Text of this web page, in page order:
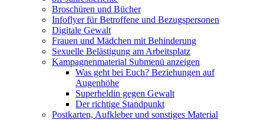
Broschüren und Bücher
Infoflyer für Betroffene und Bezugspersonen
Digitale Gewalt
Frauen und Mädchen mit Behinderung
Sexuelle Belästigung am Arbeitsplatz
Kampagnenmaterial Submenü anzeigen
Was geht bei Euch? Beziehungen auf
Augenhöhe
Superheldin gegen Gewalt
Der richtige Standpunkt
Postkarten, Aufkleber und sonstiges Material